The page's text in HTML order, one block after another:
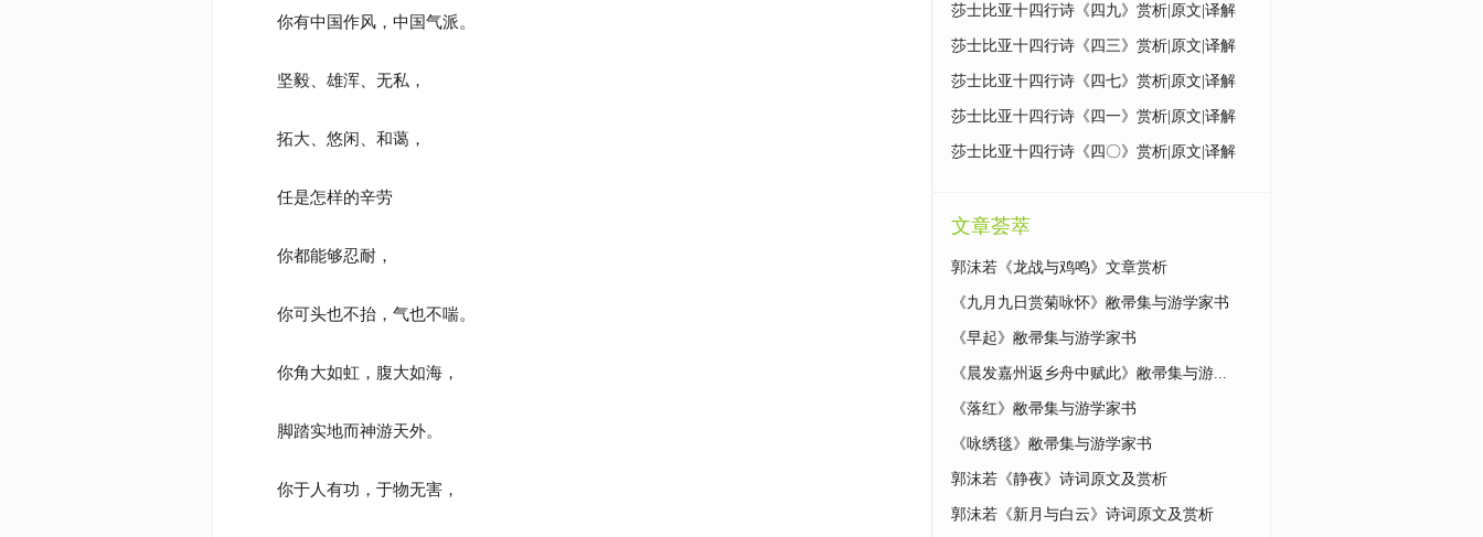
你有中国作风，中国气派。
坚毅、雄浑、无私，
拓大、悠闲、和蔼，
任是怎样的辛劳
你都能够忍耐，
你可头也不抬，气也不喘。
你角大如虹，腹大如海，
脚踏实地而神游天外。
你于人有功，于物无害，
莎士比亚十四行诗《四九》赏析|原文|译解
莎士比亚十四行诗《四三》赏析|原文|译解
莎士比亚十四行诗《四七》赏析|原文|译解
莎士比亚十四行诗《四一》赏析|原文|译解
莎士比亚十四行诗《四〇》赏析|原文|译解
文章荟萃
郭沫若《龙战与鸡鸣》文章赏析
《九月九日赏菊咏怀》敝帚集与游学家书
《早起》敝帚集与游学家书
《晨发嘉州返乡舟中赋此》敝帚集与游...
《落红》敝帚集与游学家书
《咏绣毯》敝帚集与游学家书
郭沫若《静夜》诗词原文及赏析
郭沫若《新月与白云》诗词原文及赏析